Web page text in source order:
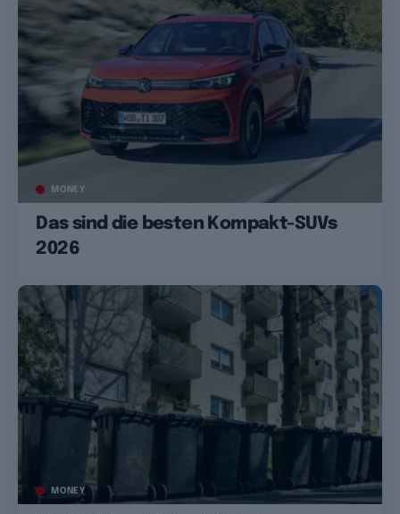
MONEY
Das sind die besten Kompakt-SUVs
2026
MONEY